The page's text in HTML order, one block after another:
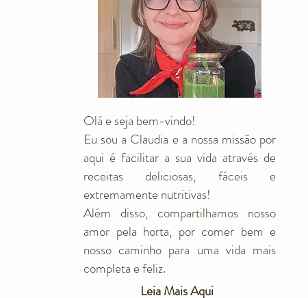
Olá e seja bem-vindo!
Eu sou a Claudia e a nossa missão por
aqui é facilitar a sua vida através de
receitas deliciosas, fáceis e
extremamente nutritivas!
Além disso, compartilhamos nosso
amor pela horta, por comer bem e
nosso caminho para uma vida mais
completa e feliz.
Leia Mais Aqui